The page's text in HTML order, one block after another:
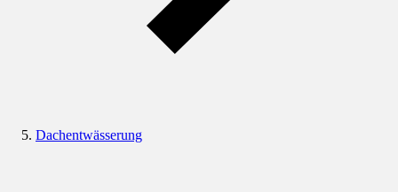
Dachentwässerung